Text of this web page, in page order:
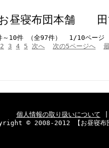
昼寝布団本舗 田
～10件 （全97件） 1/10ページ
2 3 4 5 次へ 次の5ページへ
個人情報の取り扱いについて
© 2008-2012 【お昼